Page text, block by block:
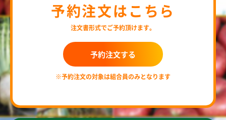
予約注文はこちら
注文書形式でご予約頂けます。
予約注文する
※予約注文の対象は組合員のみとなります